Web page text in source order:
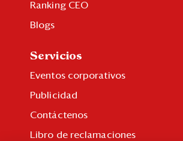
Ranking CEO
Blogs
Servicios
Eventos corporativos
Publicidad
Contáctenos
Libro de reclamaciones